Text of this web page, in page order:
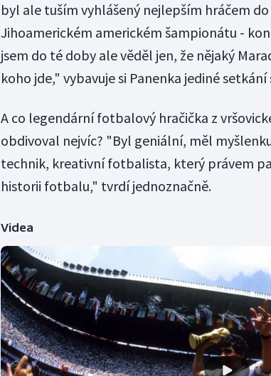
byl ale tuším vyhlášený nejlepším hráčem
Jihoamerickém americkém šampionátu -
jsem do té doby ale věděl jen, že nějaký
koho jde," vybavuje si Panenka jediné
A co legendární fotbalový hračička z
obdivoval nejvíc? "Byl geniální, měl
technik, kreativní fotbalista, který právem
historii fotbalu," tvrdí jednoznačně.
Videa